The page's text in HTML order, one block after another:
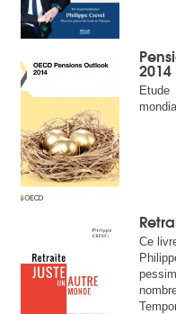
2014
Ce